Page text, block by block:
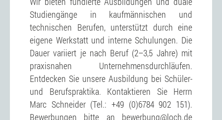
Studiengänge in kaufmännischen und
technischen Berufen, unterstützt durch eine
eigene Werkstatt und interne Schulungen. Die
Dauer variiert je nach Beruf (2–3,5 Jahre) mit
praxisnahen Unternehmensdurchläufen.
Entdecken Sie unsere Ausbildung bei Schüler-
und Berufspraktika. Kontaktieren Sie Herrn
Marc Schneider (Tel.: +49 (0)6784 902 151).
Bewerbungen bitte an bewerbung@loch.de